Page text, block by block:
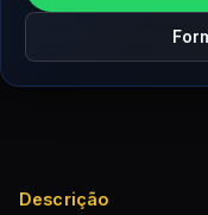
Descrição